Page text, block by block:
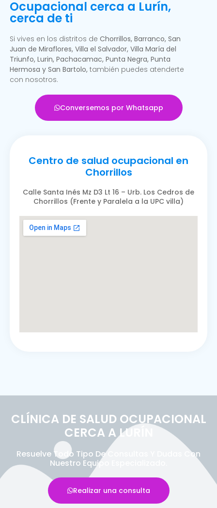
Ocupacional cerca a Lurín,
cerca de ti
Si vives en los distritos de Chorrillos, Barranco, San
Juan de Miraflores, Villa el Salvador, Villa María del
Triunfo, Lurin, Pachacamac, Punta Negra, Punta
Hermosa y San Bartolo, también puedes atenderte
con nosotros.
Conversemos por Whatsapp
Centro de salud ocupacional en
Chorrillos
Calle Santa Inés Mz D3 Lt 16 – Urb. Los Cedros de
Chorrillos (Frente y Paralela a la UPC villa)
CLÍNICA DE SALUD OCUPACIONAL
CERCA A LURÍN
Resuelve Todo Tipo De Consultas Y Dudas Con
Nuestro Equipo Especializado.
Realizar una consulta